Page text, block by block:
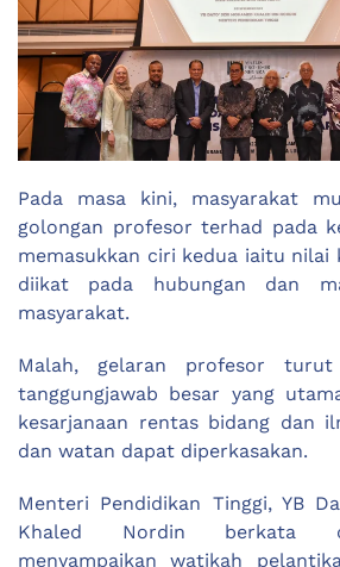
Pada masa kini, masyarakat
golongan profesor terhad pada
memasukkan ciri kedua iaitu nilai
diikat pada hubungan dan
masyarakat.
Malah, gelaran profesor turut
tanggungjawab besar yang
kesarjanaan rentas bidang dan
dan watan dapat diperkasakan.
Menteri Pendidikan Tinggi, YB
Khaled Nordin berkata
menyampaikan watikah